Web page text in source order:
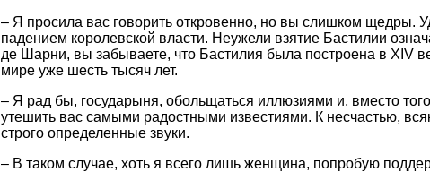
– Я просила вас говорить откровенно, но вы слишком щедры.
падением королевской власти. Неужели взятие Бастилии
де Шарни, вы забываете, что Бастилия была построена в XIV
мире уже шесть тысяч лет.
– Я рад бы, государыня, обольщаться иллюзиями и, вместо
утешить вас самыми радостными известиями. К несчастью,
строго определенные звуки.
– В таком случае, хоть я всего лишь женщина, попробую